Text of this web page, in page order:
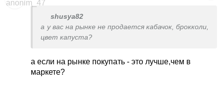
shusya82
а у вас на рынке не продается кабачок, брокколи,
цвет капуста?
а если на рынке покупать - это лучше,чем в
маркете?